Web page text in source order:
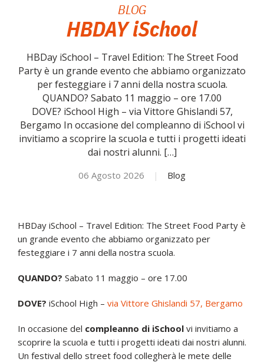
ISCHOOL
NOVITÀ
BLOG
HBDAY iSchool
HBDay iSchool – Travel Edition: The Street Food
Party è un grande evento che abbiamo organizzato
per festeggiare i 7 anni della nostra scuola.
QUANDO? Sabato 11 maggio – ore 17.00
DOVE? iSchool High – via Vittore Ghislandi 57,
Bergamo In occasione del compleanno di iSchool vi
invitiamo a scoprire la scuola e tutti i progetti ideati
dai nostri alunni. […]
06 Agosto 2026 | Blog
HBDay iSchool – Travel Edition: The Street Food Party è
un grande evento che abbiamo organizzato per
festeggiare i 7 anni della nostra scuola.
QUANDO? Sabato 11 maggio – ore 17.00
DOVE? iSchool High – via Vittore Ghislandi 57, Bergamo
In occasione del compleanno di iSchoolvi invitiamo a
scoprire la scuola e tutti i progetti ideati dai nostri alunni.
Un festival dello street food collegherà le mete delle